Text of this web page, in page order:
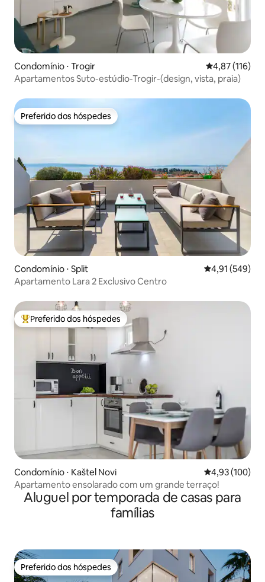
Condomínio ⋅ Trogir 4,87 de uma
4,87 (116)
Apartamentos Suto-estúdio-Trogir-(design, vista, praia)
Preferido dos hóspedes
Preferido dos hóspedes
Condomínio ⋅ Split 4,91 de uma
4,91 (549)
Apartamento Lara 2 Exclusivo Centro
Entre os melhores preferidos dos hóspedes
Preferido dos hóspedes
Condomínio ⋅ Kaštel Novi 4,93 de uma
4,93 (100)
Apartamento ensolarado com um grande terraço!
Aluguel por temporada de casas para
famílias
Preferido dos hóspedes
Preferido dos hóspedes